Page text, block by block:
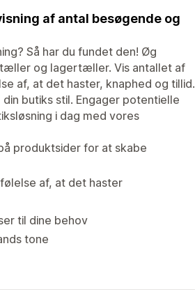
af antal besøgende og
Så har du fundet den! Øg
og lagertæller. Vis antallet af
af, at det haster, knaphed og tillid.
butiks stil. Engager potentielle
i dag med vores
produktsider for at skabe
af, at det haster
til dine behov
tone